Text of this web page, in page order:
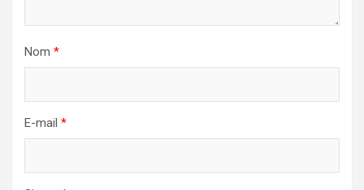
Nom *
E-mail *